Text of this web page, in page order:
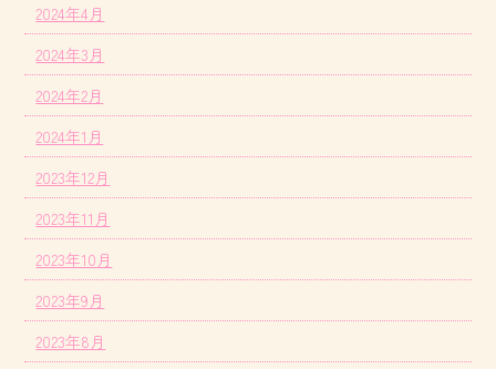
2024年4月
2024年3月
2024年2月
2024年1月
2023年12月
2023年11月
2023年10月
2023年9月
2023年8月